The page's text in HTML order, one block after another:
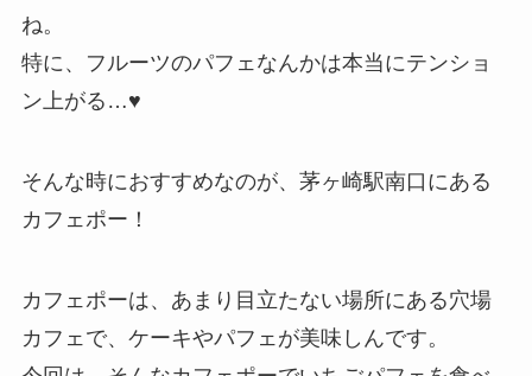
ね。
特に、フルーツのパフェなんかは本当にテンショ
ン上がる…♥
そんな時におすすめなのが、茅ヶ崎駅南口にある
カフェポー！
カフェポーは、あまり目立たない場所にある穴場
カフェで、ケーキやパフェが美味しんです。